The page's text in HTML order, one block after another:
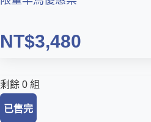
NT$3,480
剩餘 0 組
已售完